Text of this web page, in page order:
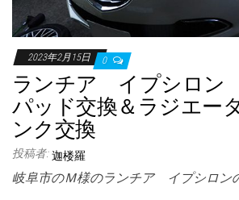
2023年2月15日 0
ランチア イプシロン
パッド交換＆ラジエー
ンク交換
投稿者: 迦楼羅
岐阜市のＭ様のランチア イプシロン